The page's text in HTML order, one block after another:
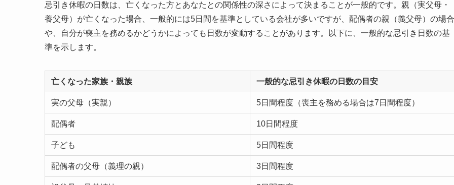
忌引き休暇の日数は、亡くなった方とあなたとの関係性の深さによって決まることが一般的です。親（実父母・
養父母）が亡くなった場合、一般的には5日間を基準としている会社が多いですが、配偶者の親（義父母）の場合
や、自分が喪主を務めるかどうかによっても日数が変動することがあります。以下に、一般的な忌引き日数の基
準を示します。
亡くなった家族・親族 一般的な忌引き休暇の日数の目安
実の父母（実親） 5日間程度（喪主を務める場合は7日間程度）
配偶者 10日間程度
子ども 5日間程度
配偶者の父母（義理の親） 3日間程度